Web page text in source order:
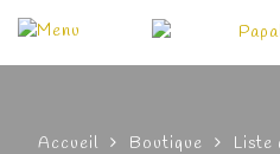
Accueil Boutique Liste